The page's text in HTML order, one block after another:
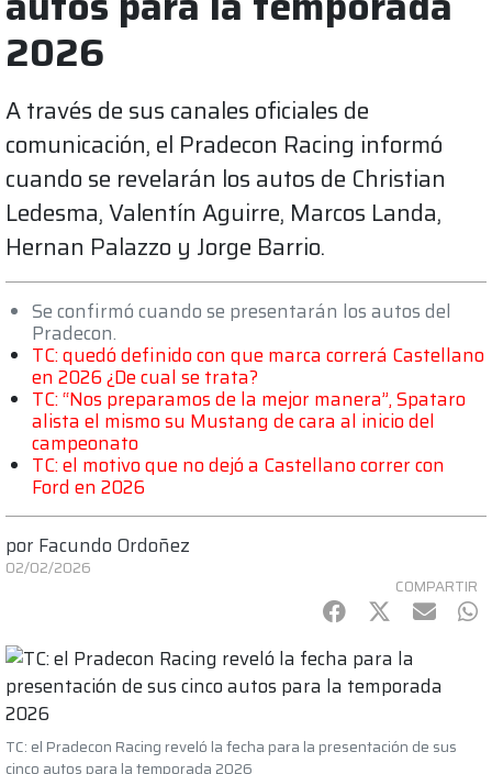
2026
A través de sus canales oficiales de
comunicación, el Pradecon Racing informó
cuando se revelarán los autos de Christian
Ledesma, Valentín Aguirre, Marcos Landa,
Hernan Palazzo y Jorge Barrio.
Se confirmó cuando se presentarán los autos del
Pradecon.
TC: quedó definido con que marca correrá Castellano
en 2026 ¿De cual se trata?
TC: “Nos preparamos de la mejor manera”, Spataro
alista el mismo su Mustang de cara al inicio del
campeonato
TC: el motivo que no dejó a Castellano correr con
Ford en 2026
por Facundo Ordoñez
02/02/2026
COMPARTIR
Facebook
Twitter
mail
TC: el Pradecon Racing reveló la fecha para la presentación de sus
cinco autos para la temporada 2026